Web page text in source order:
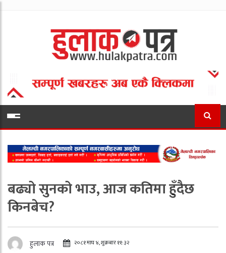
बढ्यो सुनको भाउ, आज कतिमा हुँदैछ
किनबेच?
हुलाक पत्र २०८१ माघ ४, शुक्रबार ११:३२